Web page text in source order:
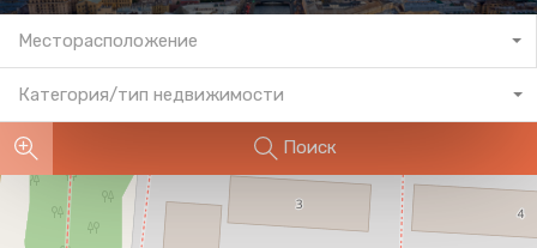
Месторасположение
Категория/тип недвижимости
Поиск